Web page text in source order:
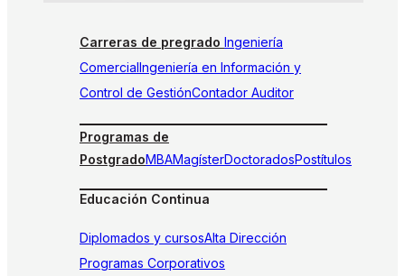
Carreras de pregrado Ingeniería
ComercialIngeniería en Información y
Control de GestiónContador Auditor
Programas de
PostgradoMBAMagísterDoctoradosPostítulos
Educación Continua
Diplomados y cursosAlta Dirección
Programas Corporativos